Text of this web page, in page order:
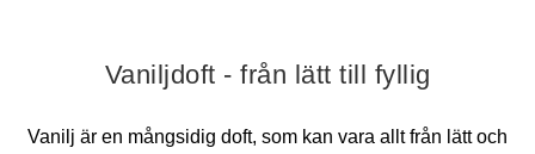
Vaniljdoft - från lätt till fyllig
Vanilj är en mångsidig doft, som kan vara allt från lätt och